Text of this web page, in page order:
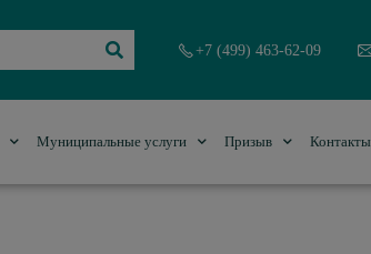
+7 (499) 463-62-09
Муниципальные услуги Призыв Контакты